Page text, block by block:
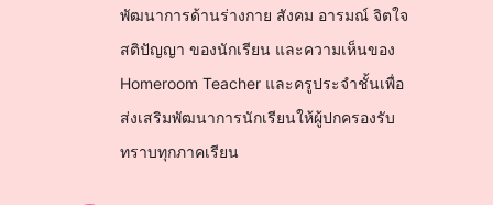
พัฒนาการด้านร่างกาย สังคม อารมณ์ จิตใจ
สติปัญญา ของนักเรียน และความเห็นของ
Homeroom Teacher และครูประจำชั้นเพื่อ
ส่งเสริมพัฒนาการนักเรียนให้ผู้ปกครองรับ
ทราบทุกภาคเรียน